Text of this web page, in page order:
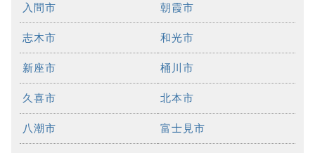
入間市 朝霞市
志木市 和光市
新座市 桶川市
久喜市 北本市
八潮市 富士見市